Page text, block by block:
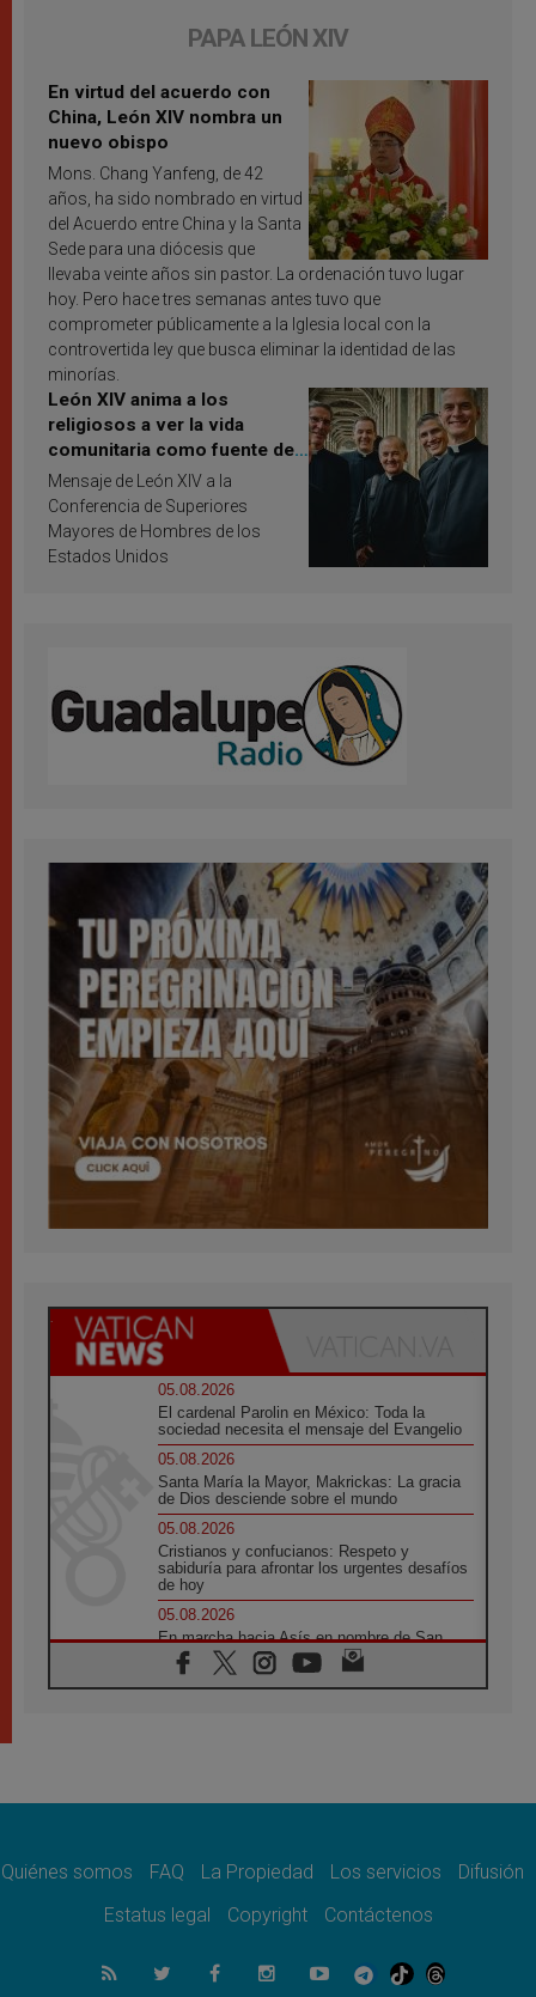
PAPA LEÓN XIV
En virtud del acuerdo con
China, León XIV nombra un
nuevo obispo
Mons. Chang Yanfeng, de 42
años, ha sido nombrado en virtud
del Acuerdo entre China y la Santa
Sede para una diócesis que
llevaba veinte años sin pastor. La ordenación tuvo lugar
hoy. Pero hace tres semanas antes tuvo que
comprometer públicamente a la Iglesia local con la
controvertida ley que busca eliminar la identidad de las
minorías.
León XIV anima a los
religiosos a ver la vida
comunitaria como fuente de
inspiración y santificación
Mensaje de León XIV a la
Conferencia de Superiores
Mayores de Hombres de los
Estados Unidos
05.08.2026
El cardenal Parolin en México: Toda la
sociedad necesita el mensaje del Evangelio
05.08.2026
Santa María la Mayor, Makrickas: La gracia
de Dios desciende sobre el mundo
05.08.2026
Cristianos y confucianos: Respeto y
sabiduría para afrontar los urgentes desafíos
de hoy
05.08.2026
En marcha hacia Asís en nombre de San
Francisco, a la espera de León
05.08.2026
quienes bendicen la guerra
Ucrania: Ataque masivo en Kyiv durante la
05.08.2026
Colombo: "La visita del Papa a Argentina
Quiénes somos FAQ La Propiedad Los servicios
Difusión
Estatus legal
Copyright Contáctenos